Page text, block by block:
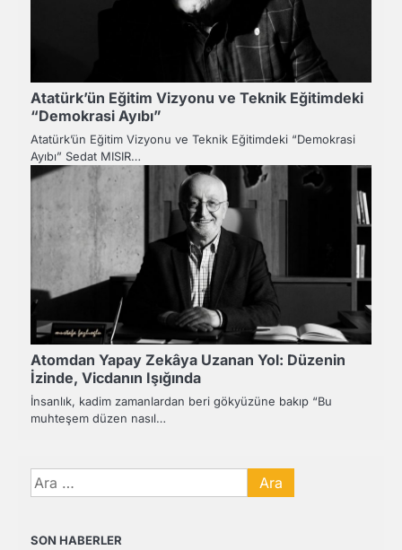
Atatürk’ün Eğitim Vizyonu ve Teknik Eğitimdeki
“Demokrasi Ayıbı”
Atatürk’ün Eğitim Vizyonu ve Teknik Eğitimdeki “Demokrasi
Ayıbı” Sedat MISIR…
Atomdan Yapay Zekâya Uzanan Yol: Düzenin
İzinde, Vicdanın Işığında
İnsanlık, kadim zamanlardan beri gökyüzüne bakıp “Bu
muhteşem düzen nasıl…
Arama:
SON HABERLER